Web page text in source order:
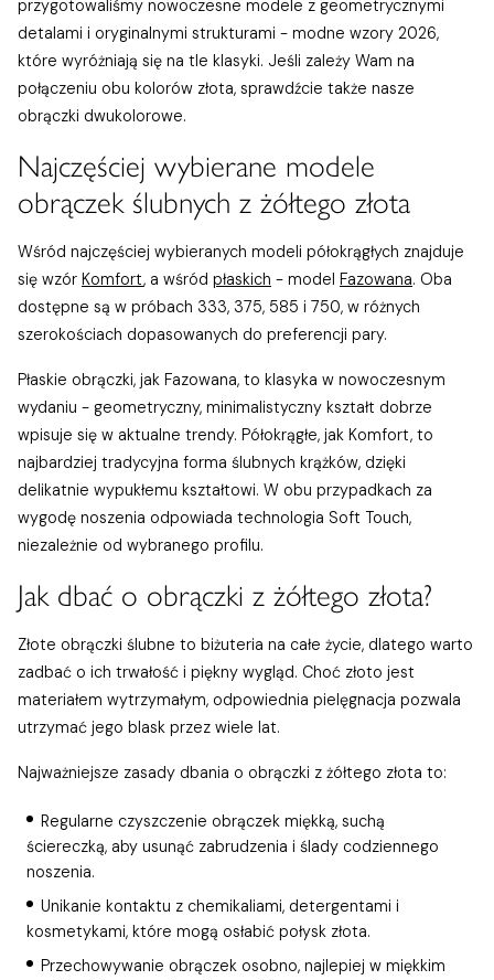
przygotowaliśmy nowoczesne modele z geometrycznymi
detalami i oryginalnymi strukturami - modne wzory 2026,
które wyróżniają się na tle klasyki. Jeśli zależy Wam na
połączeniu obu kolorów złota, sprawdźcie także nasze
obrączki dwukolorowe.
Najczęściej wybierane modele
obrączek ślubnych z żółtego złota
Wśród najczęściej wybieranych modeli półokrągłych znajduje
się wzór Komfort, a wśród płaskich - model Fazowana. Oba
dostępne są w próbach 333, 375, 585 i 750, w różnych
szerokościach dopasowanych do preferencji pary.
Płaskie obrączki, jak Fazowana, to klasyka w nowoczesnym
wydaniu - geometryczny, minimalistyczny kształt dobrze
wpisuje się w aktualne trendy. Półokrągłe, jak Komfort, to
najbardziej tradycyjna forma ślubnych krążków, dzięki
delikatnie wypukłemu kształtowi. W obu przypadkach za
wygodę noszenia odpowiada technologia Soft Touch,
niezależnie od wybranego profilu.
Jak dbać o obrączki z żółtego złota?
Złote obrączki ślubne to biżuteria na całe życie, dlatego warto
zadbać o ich trwałość i piękny wygląd. Choć złoto jest
materiałem wytrzymałym, odpowiednia pielęgnacja pozwala
utrzymać jego blask przez wiele lat.
Najważniejsze zasady dbania o obrączki z żółtego złota to:
Regularne czyszczenie obrączek miękką, suchą
ściereczką, aby usunąć zabrudzenia i ślady codziennego
noszenia.
Unikanie kontaktu z chemikaliami, detergentami i
kosmetykami, które mogą osłabić połysk złota.
Przechowywanie obrączek osobno, najlepiej w miękkim